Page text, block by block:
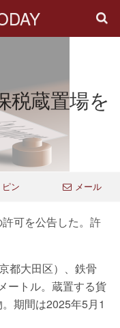
税蔵置場を
ピン メール
可を公告した。許
都大田区）、鉄骨
ートル。蔵置する貨
期間は2025年5月1